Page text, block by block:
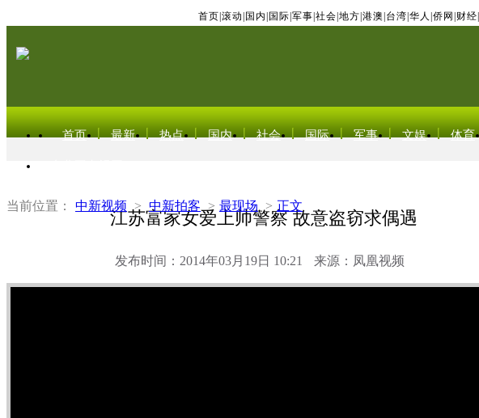
首页 滚动 国内 国际 军事 社会 地方 港澳 台湾 华人 侨网 财经
首页 最新 热点 国内 社会 国际 军事 文娱 体育
当前位置： 中新视频 > 中新拍客 > 最现场 > 正文
江苏富家女爱上帅警察 故意盗窃求偶遇
发布时间：2014年03月19日 10:21 来源：凤凰视频